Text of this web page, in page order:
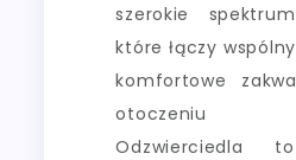
szerokie
które łączy
komfortowe
otoczeniu
Odzwierciedla